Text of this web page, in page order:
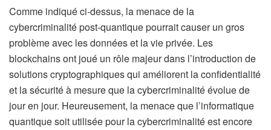
Comme indiqué ci-dessus, la menace de la
cybercriminalité post-quantique pourrait causer un gros
problème avec les données et la vie privée. Les
blockchains ont joué un rôle majeur dans l’introduction de
solutions cryptographiques qui améliorent la confidentialité
et la sécurité à mesure que la cybercriminalité évolue de
jour en jour. Heureusement, la menace que l’informatique
quantique soit utilisée pour la cybercriminalité est encore